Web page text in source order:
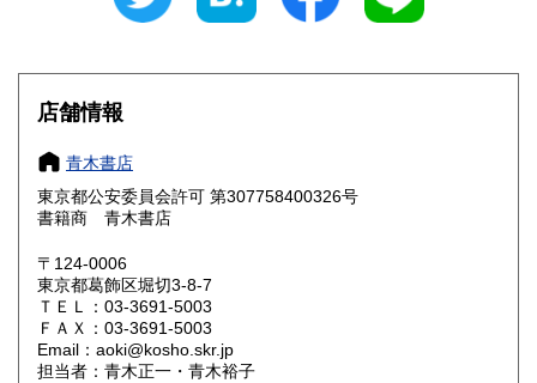
大阪府
奈良県
鳥取県 1,030円 島根県
岡山県
山口県 1,030円
香川県 1,030円
店舗情報
青木書店
東京都公安委員会許可 第307758400326号
書籍商 青木書店
〒124-0006
東京都葛飾区堀切3-8-7
ＴＥＬ：03-3691-5003
ＦＡＸ：03-3691-5003
Email：aoki@kosho.skr.jp
担当者：青木正一・青木裕子